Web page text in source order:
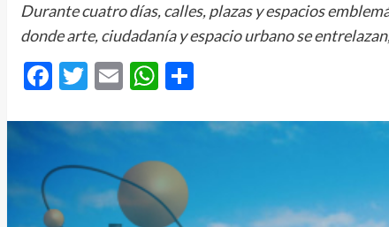
Durante cuatro días, calles, plazas y espacios
donde arte, ciudadanía y espacio urbano se
Facebook
Twitter
EmailWhatsApp
Compartir